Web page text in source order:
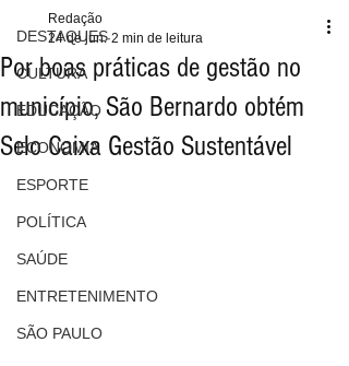
DESTAQUES
CULTURA
EDUCAÇÃO
ECONOMIA
ESPORTE
POLÍTICA
SAÚDE
ENTRETENIMENTO
SÃO PAULO
Por boas práticas de gestão no
município, São Bernardo obtém
Selo Caixa Gestão Sustentável
Redação
24 de jun. 2 min de leitura